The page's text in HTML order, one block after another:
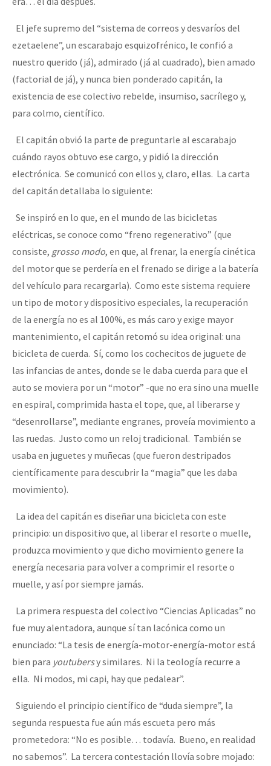
El jefe supremo del “sistema de correos y desvaríos del
ezetaelene”, un escarabajo esquizofrénico, le confió a
nuestro querido (já), admirado (já al cuadrado), bien amado
(factorial de já), y nunca bien ponderado capitán, la
existencia de ese colectivo rebelde, insumiso, sacrílego y,
para colmo, científico.
El capitán obvió la parte de preguntarle al escarabajo
cuándo rayos obtuvo ese cargo, y pidió la dirección
electrónica. Se comunicó con ellos y, claro, ellas. La carta
del capitán detallaba lo siguiente:
Se inspiró en lo que, en el mundo de las bicicletas
eléctricas, se conoce como “freno regenerativo” (que
consiste, grosso modo, en que, al frenar, la energía cinética
del motor que se perdería en el frenado se dirige a la batería
del vehículo para recargarla). Como este sistema requiere
un tipo de motor y dispositivo especiales, la recuperación
de la energía no es al 100%, es más caro y exige mayor
mantenimiento, el capitán retomó su idea original: una
bicicleta de cuerda. Sí, como los cochecitos de juguete de
las infancias de antes, donde se le daba cuerda para que el
auto se moviera por un “motor” -que no era sino una muelle
en espiral, comprimida hasta el tope, que, al liberarse y
“desenrollarse”, mediante engranes, proveía movimiento a
las ruedas. Justo como un reloj tradicional. También se
usaba en juguetes y muñecas (que fueron destripados
científicamente para descubrir la “magia” que les daba
movimiento).
La idea del capitán es diseñar una bicicleta con este
principio: un dispositivo que, al liberar el resorte o muelle,
produzca movimiento y que dicho movimiento genere la
energía necesaria para volver a comprimir el resorte o
muelle, y así por siempre jamás.
La primera respuesta del colectivo “Ciencias Aplicadas” no
fue muy alentadora, aunque sí tan lacónica como un
enunciado: “La tesis de energía-motor-energía-motor está
bien para youtubersy similares. Ni la teología recurre a
ella. Ni modos, mi capi, hay que pedalear”.
Siguiendo el principio científico de “duda siempre”, la
segunda respuesta fue aún más escueta pero más
prometedora: “No es posible… todavía. Bueno, en realidad
no sabemos”. La tercera contestación llovía sobre mojado: